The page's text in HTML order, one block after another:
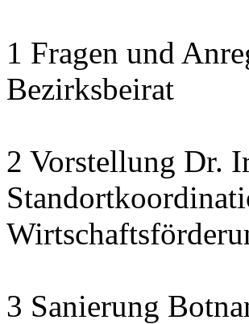
1 Fragen und
Bezirksbeirat
2 Vorstellung Dr.
3 Sanierung